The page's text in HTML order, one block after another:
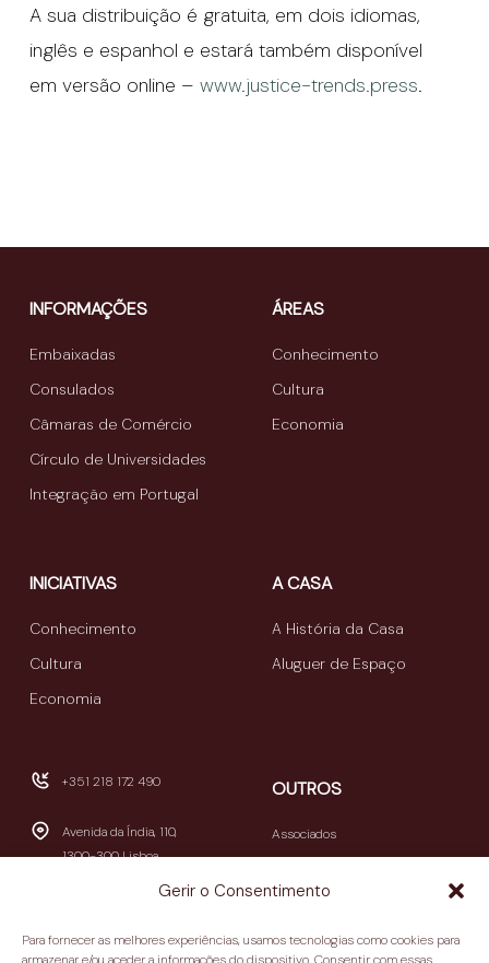
Gerir o Consentimento
Para fornecer as melhores experiências, usamos tecnologias como cookies para
A sua distribuição é gratuita, em dois idiomas,
inglês e espanhol e estará também disponível
em versão online – www.justice-trends.press.
INFORMAÇÕES
Embaixadas
Consulados
Câmaras de Comércio
Círculo de Universidades
Integração em Portugal
ÁREAS
Conhecimento
Cultura
Economia
INICIATIVAS
Conhecimento
Cultura
Economia
A CASA
A História da Casa
Aluguer de Espaço
+351 218 172 490
Avenida da Índia, 110,
1300-300 Lisboa
09h30-13h00 / 14h00-
OUTROS
Associados
Relatório e Contas